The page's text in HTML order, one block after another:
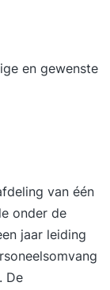
en gewenste
van één
onder de
jaar leiding
De